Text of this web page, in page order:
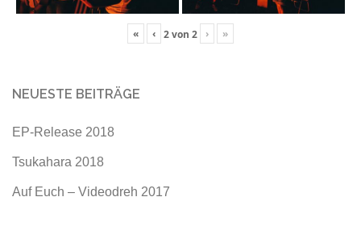
« ‹ 2von 2 › »
NEUESTE BEITRÄGE
EP-Release 2018
Tsukahara 2018
Auf Euch – Videodreh 2017